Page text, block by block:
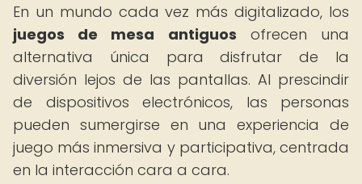
En un mundo cada vez más digitalizado, los
juegos de mesa antiguos ofrecen una
alternativa única para disfrutar de la
diversión lejos de las pantallas. Al prescindir
de dispositivos electrónicos, las personas
pueden sumergirse en una experiencia de
juego más inmersiva y participativa, centrada
en la interacción cara a cara.